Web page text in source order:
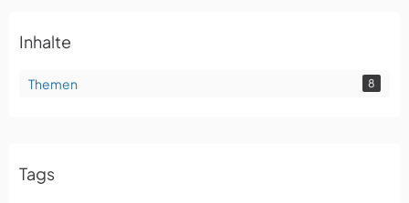
Inhalte
Themen 8
Tags